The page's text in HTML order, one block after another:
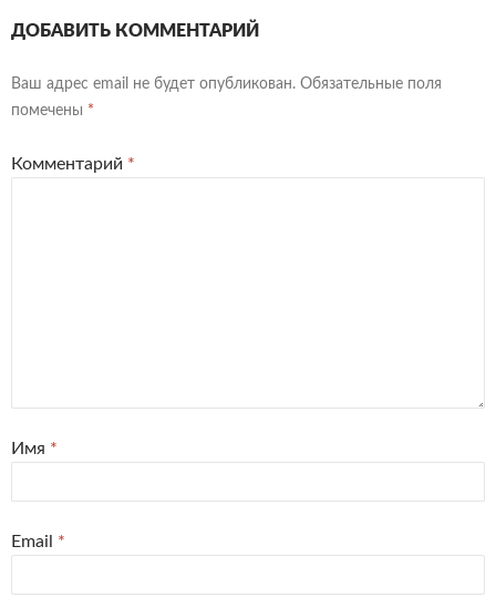
ДОБАВИТЬ КОММЕНТАРИЙ
Ваш адрес email не будет опубликован. Обязательные поля
помечены *
Комментарий *
Имя *
Email *